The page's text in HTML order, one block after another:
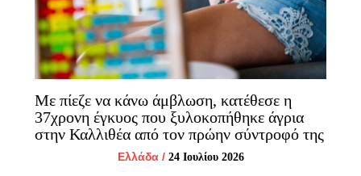
Με πίεζε να κάνω άμβλωση, κατέθεσε η
37χρονη έγκυος που ξυλοκοπήθηκε άγρια
στην Καλλιθέα από τον πρώην σύντροφό της
Ελλάδα/ 24 Ιουλίου 2026